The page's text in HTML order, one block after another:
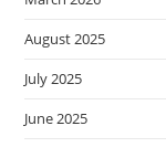
August 2025
July 2025
June 2025